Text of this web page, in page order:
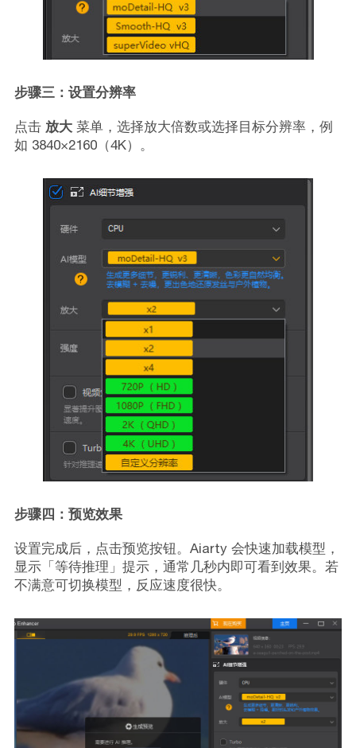
步骤三：设置分辨率
点击 放大菜单，选择放大倍数或选择目标分辨率，例
如 3840×2160（4K）。
步骤四：预览效果
设置完成后，点击预览按钮。Aiarty 会快速加载模型，
显示「等待推理」提示，通常几秒内即可看到效果。若
不满意可切换模型，反应速度很快。